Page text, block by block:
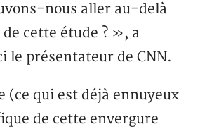
nous aller au-delà
cette étude ? », a
le présentateur de CNN.
(ce qui est déjà ennuyeux
de cette envergure